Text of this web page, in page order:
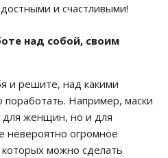
и счастливыми!
над собой, своим
и решите, над какими
Например, маски
для женщин, но и для
невероятно огромное
которых можно сделать